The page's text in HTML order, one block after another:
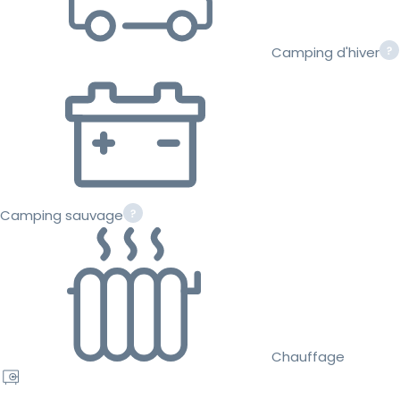
Camping d'hiver
Camping sauvage
Chauffage